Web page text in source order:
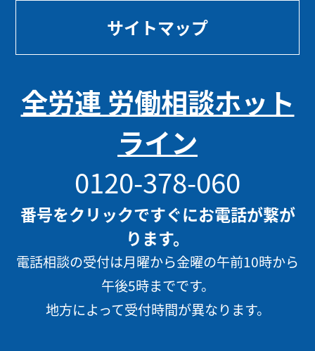
サイトマップ
全労連 労働相談ホット
ライン
0120-378-060
番号をクリックですぐにお電話が繋が
ります。
電話相談の受付は月曜から金曜の午前10時から
午後5時までです。
地方によって受付時間が異なります。